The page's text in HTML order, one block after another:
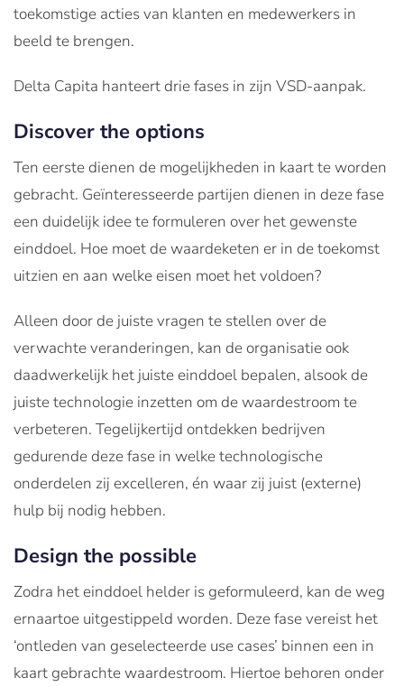
toekomstige acties van klanten en medewerkers in
beeld te brengen.
Delta Capita hanteert drie fases in zijn VSD-aanpak.
Discover the options
Ten eerste dienen de mogelijkheden in kaart te worden
gebracht. Geïnteresseerde partijen dienen in deze fase
een duidelijk idee te formuleren over het gewenste
einddoel. Hoe moet de waardeketen er in de toekomst
uitzien en aan welke eisen moet het voldoen?
Alleen door de juiste vragen te stellen over de
verwachte veranderingen, kan de organisatie ook
daadwerkelijk het juiste einddoel bepalen, alsook de
juiste technologie inzetten om de waardestroom te
verbeteren. Tegelijkertijd ontdekken bedrijven
gedurende deze fase in welke technologische
onderdelen zij excelleren, én waar zij juist (externe)
hulp bij nodig hebben.
Design the possible
Zodra het einddoel helder is geformuleerd, kan de weg
ernaartoe uitgestippeld worden. Deze fase vereist het
‘ontleden van geselecteerde use cases’ binnen een in
kaart gebrachte waardestroom. Hiertoe behoren onder